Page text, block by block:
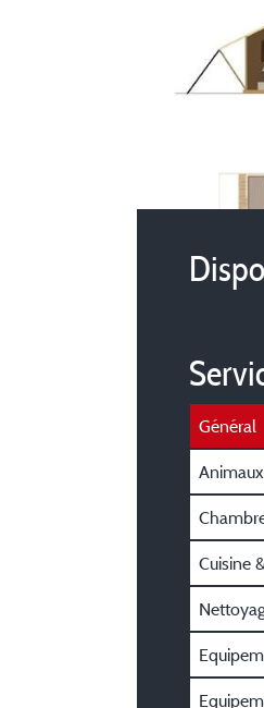
Général
Animaux
Cuisine